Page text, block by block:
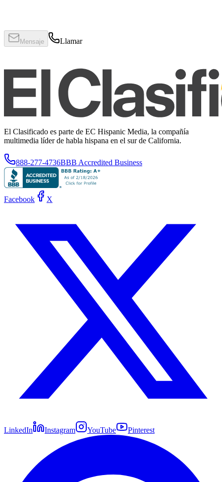
Mensaje Llamar
El Clasificado es parte de EC Hispanic Media, la compañía
multimedia líder de habla hispana en el sur de California.
888-277-4736BBB Accredited Business
Facebook X
LinkedIn Instagram YouTube Pinterest